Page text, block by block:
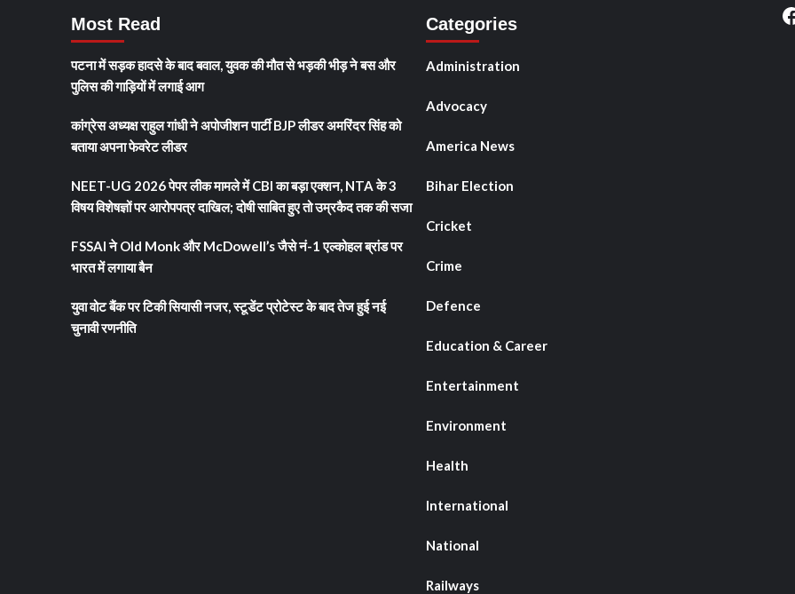
Most Read
पटना में सड़क हादसे के बाद बवाल, युवक की मौत से भड़की भीड़ ने बस और
पुलिस की गाड़ियों में लगाई आग
कांग्रेस अध्यक्ष राहुल गांधी ने अपोजीशन पार्टी BJP लीडर अमरिंदर सिंह को
बताया अपना फेवरेट लीडर
NEET-UG 2026 पेपर लीक मामले में CBI का बड़ा एक्शन, NTA के 3
विषय विशेषज्ञों पर आरोपपत्र दाखिल; दोषी साबित हुए तो उम्रकैद तक की सजा
FSSAI ने Old Monk और McDowell’s जैसे नं-1 एल्कोहल ब्रांड पर
भारत में लगाया बैन
युवा वोट बैंक पर टिकी सियासी नजर, स्टूडेंट प्रोटेस्ट के बाद तेज हुई नई
चुनावी रणनीति
Categories
Administration
Advocacy
America News
Bihar Election
Cricket
Crime
Defence
Education & Career
Entertainment
Environment
Health
International
National
Railways